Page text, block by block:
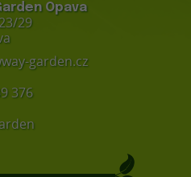
Opava
29
garden.cz
376